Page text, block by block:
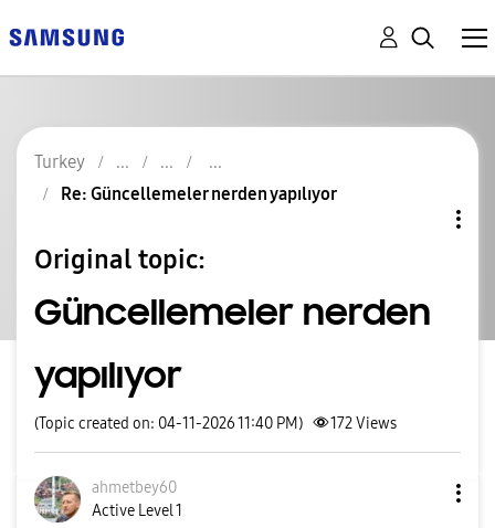
Turkey
Re: Güncellemeler nerden yapılıyor
Original topic:
Güncellemeler nerden
yapılıyor
(Topic created on: 04-11-2026 11:40 PM) 172Views
ahmetbey60
Active Level 1